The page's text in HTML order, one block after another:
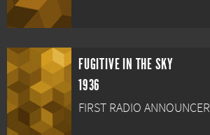
FUGITIVE IN THE SKY
1936
FIRST RADIO ANNOUNCER